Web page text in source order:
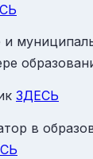
и
ЗДЕСЬ
в